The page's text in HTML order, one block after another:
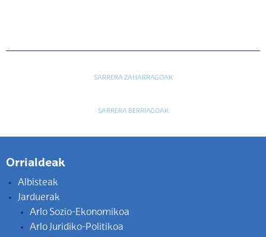
SARRERA ZAHARRAGOAK
SARRERA BERRIAGOAK
Orrialdeak
Albisteak
Jarduerak
Arlo Sozio-Ekonomikoa
Arlo Juridiko-Politikoa